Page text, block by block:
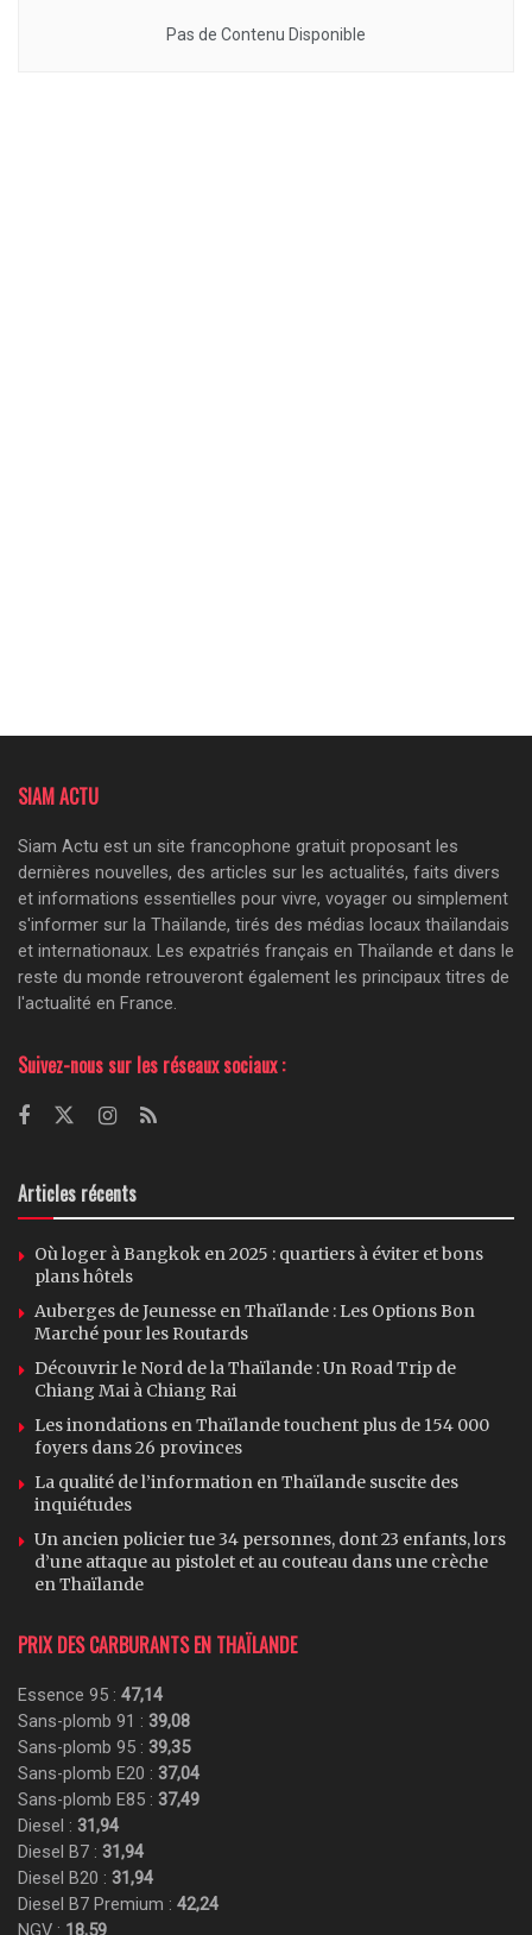
Pas de Contenu Disponible
SIAM ACTU
Siam Actu est un site francophone gratuit proposant les
dernières nouvelles, des articles sur les actualités, faits divers
et informations essentielles pour vivre, voyager ou simplement
s'informer sur la Thaïlande, tirés des médias locaux thaïlandais
et internationaux. Les expatriés français en Thaïlande et dans le
reste du monde retrouveront également les principaux titres de
l'actualité en France.
Suivez-nous sur les réseaux sociaux :
Articles récents
Où loger à Bangkok en 2025 : quartiers à éviter et bons
plans hôtels
Auberges de Jeunesse en Thaïlande : Les Options Bon
Marché pour les Routards
Découvrir le Nord de la Thaïlande : Un Road Trip de
Chiang Mai à Chiang Rai
Les inondations en Thaïlande touchent plus de 154 000
foyers dans 26 provinces
La qualité de l’information en Thaïlande suscite des
inquiétudes
Un ancien policier tue 34 personnes, dont 23 enfants, lors
d’une attaque au pistolet et au couteau dans une crèche
en Thaïlande
PRIX DES CARBURANTS EN THAÏLANDE
Essence 95 : 47,14
Sans-plomb 91 : 39,08
Sans-plomb 95 : 39,35
Sans-plomb E20 : 37,04
Sans-plomb E85 : 37,49
Diesel : 31,94
Diesel B7 : 31,94
Diesel B20 : 31,94
Diesel B7 Premium : 42,24
NGV : 18,59